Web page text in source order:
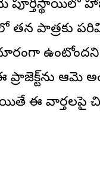
పూర్తిస్థాయిలో
తన పాత్రకు
ఉంటోందని
ఆమె
ఈ వార్తలపై